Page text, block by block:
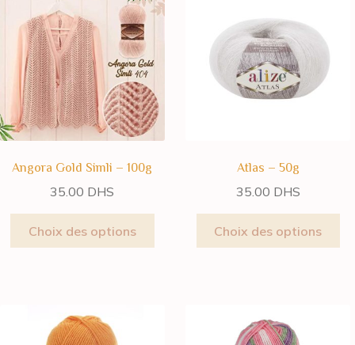
Angora Gold Simli – 100g
35.00 DHS
Choix des options
Atlas – 50g
35.00 DHS
Choix des options